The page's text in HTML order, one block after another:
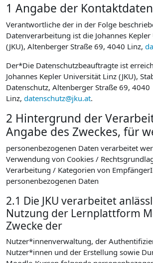
1 Angabe der Kontaktdaten
Verantwortliche der in der Folge
Datenverarbeitung ist die Johannes
(JKU), Altenberger Straße 69, 4040 Linz,
Der*Die Datenschutzbeauftragte ist
Johannes Kepler Universität Linz (JKU),
Datenschutz, Altenberger Straße 69, 4040
Linz, datenschutz@jku.at.
2 Hintergrund der
Angabe des Zweckes, für
personenbezogenen Daten verarbeitet
Verwendung von Cookies /
Verarbeitung / Kategorien von
personenbezogenen Daten
2.1 Die JKU verarbeitet
Nutzung der Lernplattform
Zwecke der
Nutzer*innenverwaltung, der
Nutzer*innen und der Erstellung sowie